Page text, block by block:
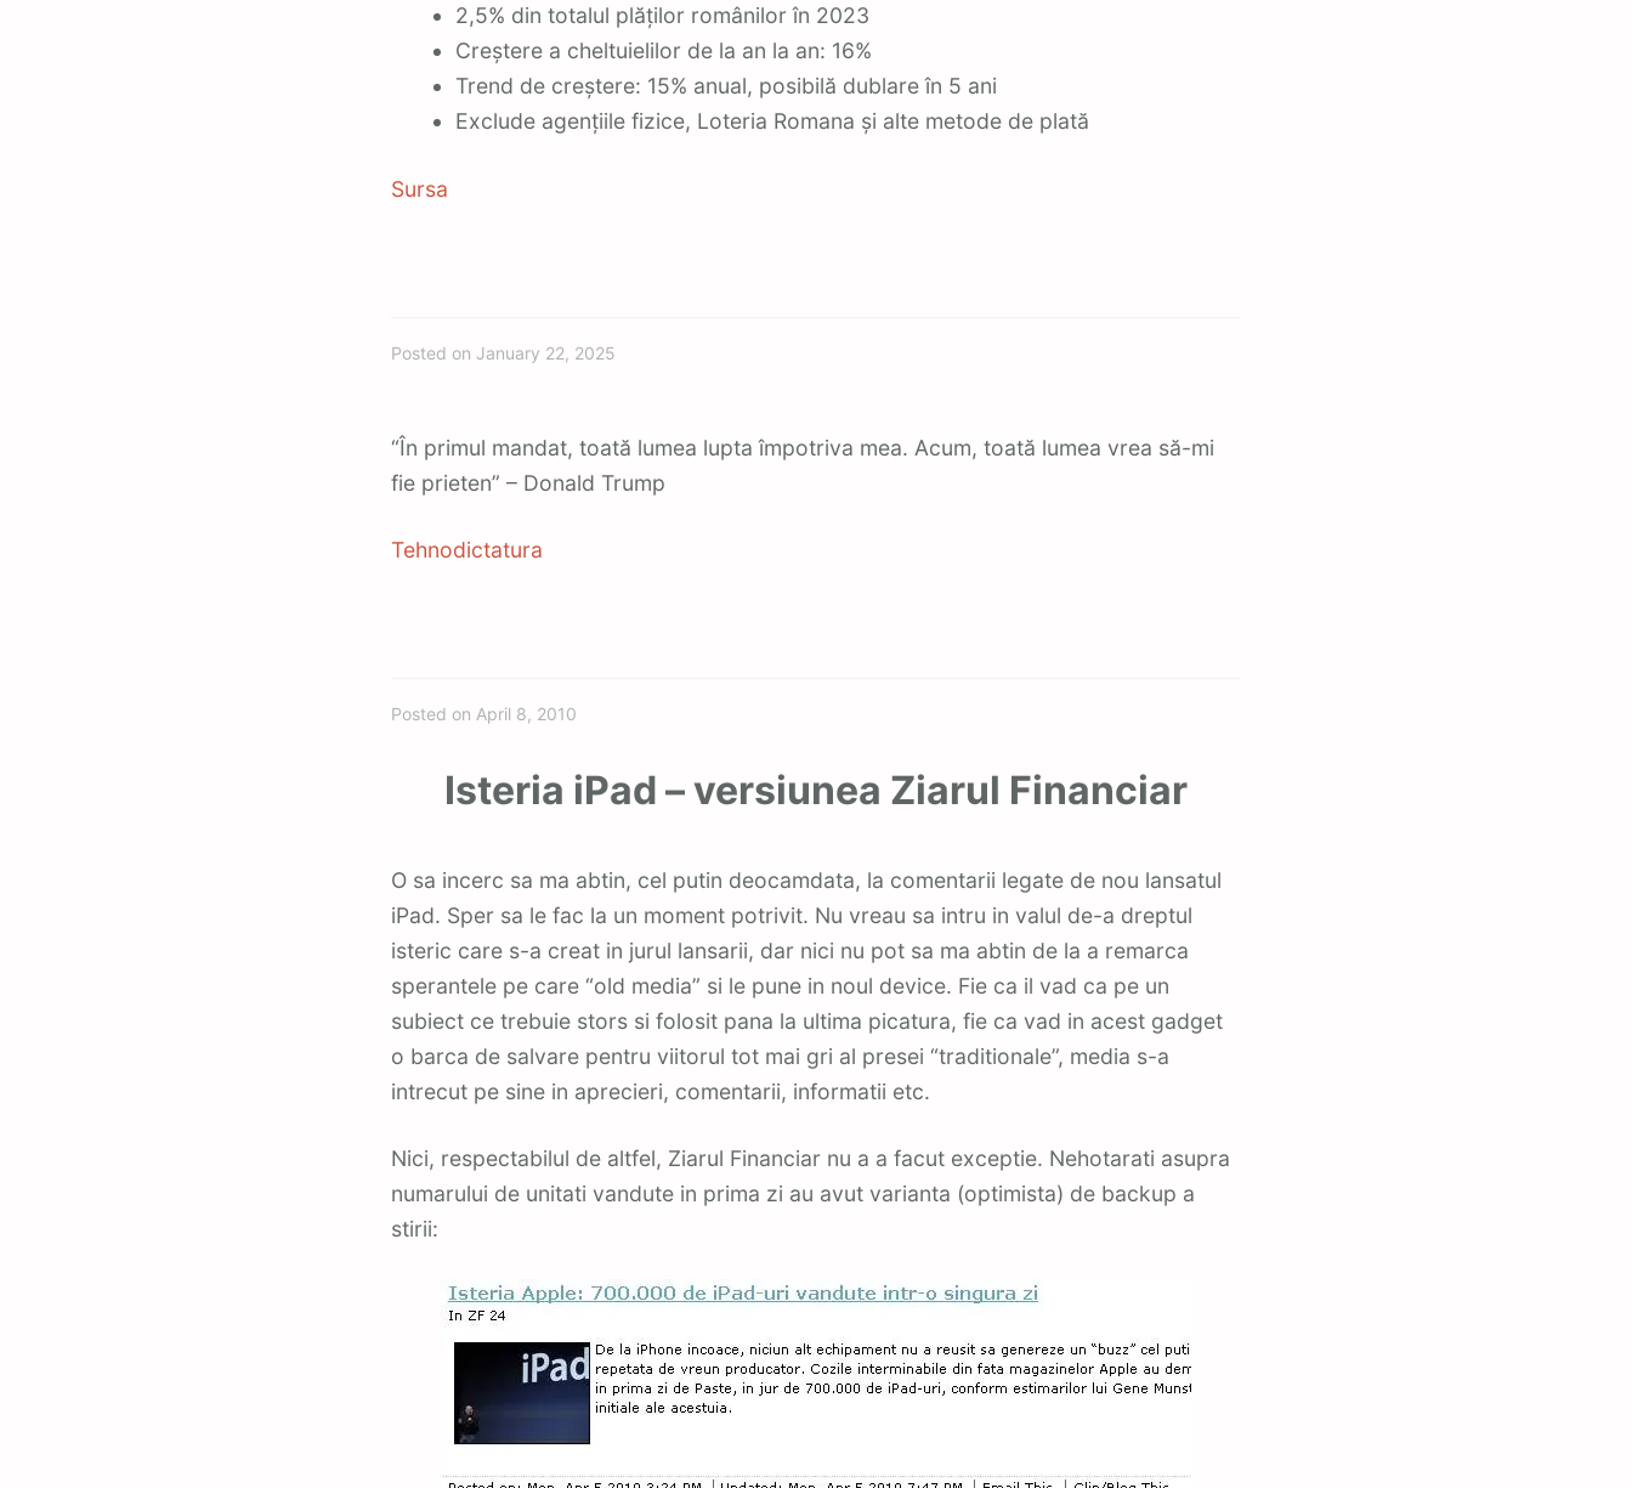
2,5% din totalul plăților românilor în 2023
Creștere a cheltuielilor de la an la an: 16%
Trend de creștere: 15% anual, posibilă dublare în 5 ani
Exclude agențiile fizice, Loteria Romana și alte metode de plată
Sursa
Posted on January 22, 2025
“În primul mandat, toată lumea lupta împotriva mea. Acum, toată lumea vrea să-mi
fie prieten” – Donald Trump
Tehnodictatura
Posted on April 8, 2010
Isteria iPad – versiunea Ziarul Financiar
O sa incerc sa ma abtin, cel putin deocamdata, la comentarii legate de nou lansatul
iPad. Sper sa le fac la un moment potrivit. Nu vreau sa intru in valul de-a dreptul
isteric care s-a creat in jurul lansarii, dar nici nu pot sa ma abtin de la a remarca
sperantele pe care “old media” si le pune in noul device. Fie ca il vad ca pe un
subiect ce trebuie stors si folosit pana la ultima picatura, fie ca vad in acest gadget
o barca de salvare pentru viitorul tot mai gri al presei “traditionale”, media s-a
intrecut pe sine in aprecieri, comentarii, informatii etc.
Nici, respectabilul de altfel, Ziarul Financiar nu a a facut exceptie. Nehotarati asupra
numarului de unitati vandute in prima zi au avut varianta (optimista) de backup a
stirii: